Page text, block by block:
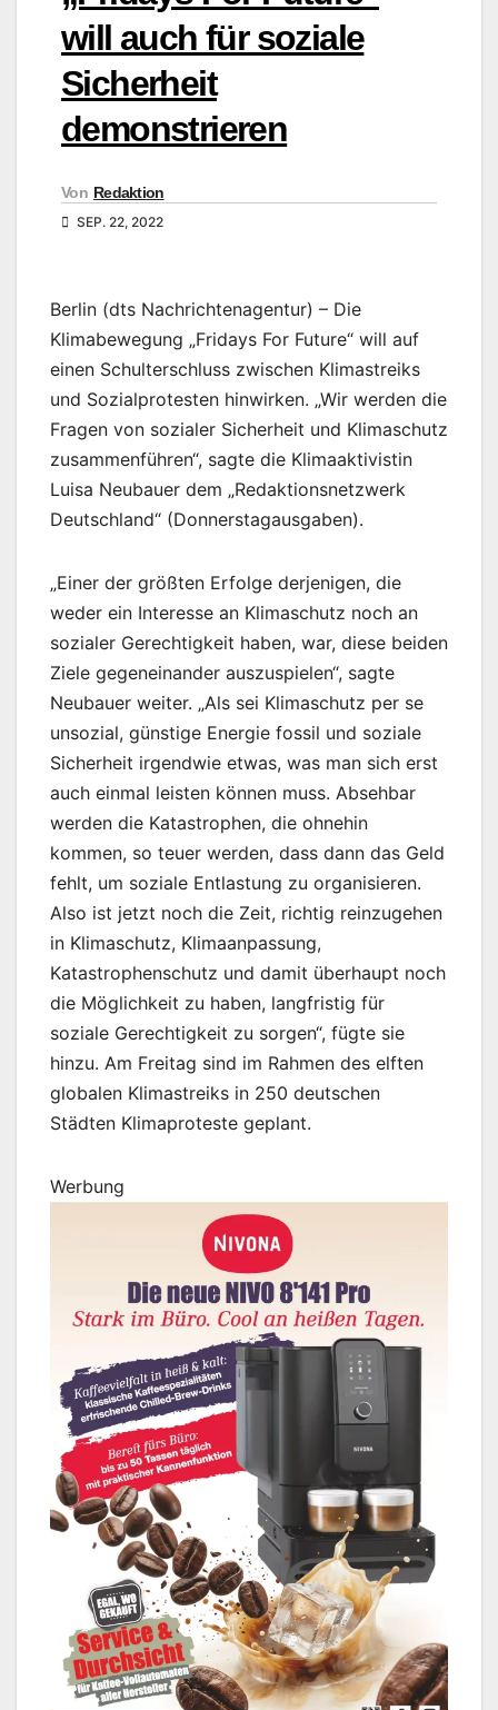
will auch für soziale
Sicherheit
demonstrieren
Von Redaktion
SEP. 22, 2022
Berlin (dts Nachrichtenagentur) – Die
Klimabewegung „Fridays For Future“ will auf
einen Schulterschluss zwischen Klimastreiks
und Sozialprotesten hinwirken. „Wir werden die
Fragen von sozialer Sicherheit und Klimaschutz
zusammenführen“, sagte die Klimaaktivistin
Luisa Neubauer dem „Redaktionsnetzwerk
Deutschland“ (Donnerstagausgaben).
„Einer der größten Erfolge derjenigen, die
weder ein Interesse an Klimaschutz noch an
sozialer Gerechtigkeit haben, war, diese beiden
Ziele gegeneinander auszuspielen“, sagte
Neubauer weiter. „Als sei Klimaschutz per se
unsozial, günstige Energie fossil und soziale
Sicherheit irgendwie etwas, was man sich erst
auch einmal leisten können muss. Absehbar
werden die Katastrophen, die ohnehin
kommen, so teuer werden, dass dann das Geld
fehlt, um soziale Entlastung zu organisieren.
Also ist jetzt noch die Zeit, richtig reinzugehen
in Klimaschutz, Klimaanpassung,
Katastrophenschutz und damit überhaupt noch
die Möglichkeit zu haben, langfristig für
soziale Gerechtigkeit zu sorgen“, fügte sie
hinzu. Am Freitag sind im Rahmen des elften
globalen Klimastreiks in 250 deutschen
Städten Klimaproteste geplant.
Werbung